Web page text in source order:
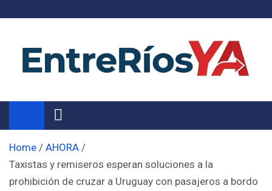
Noticias de Entre Ríos
Información de toda la provincia ahora
Home
AHORA
Taxistas y remiseros esperan soluciones a la
prohibición de cruzar a Uruguay con pasajeros a bordo